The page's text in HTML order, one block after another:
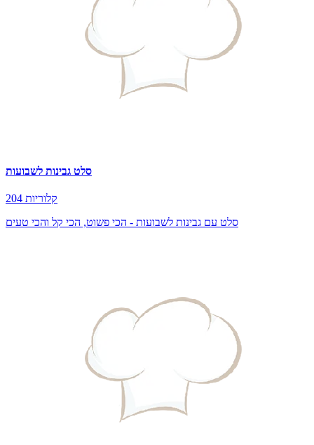
סלט גבינות לשבועות
204 קלוריות
סלט עם גבינות לשבועות - הכי פשוט, הכי קל והכי טעים